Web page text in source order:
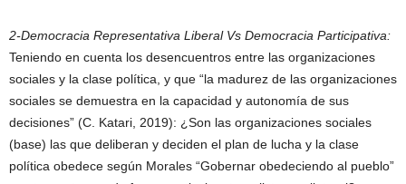
2-Democracia Representativa Liberal Vs Democracia Participativa:
Teniendo en cuenta los desencuentros entre las organizaciones
sociales y la clase política, y que “la madurez de las organizaciones
sociales se demuestra en la capacidad y autonomía de sus
decisiones” (C. Katari, 2019): ¿Son las organizaciones sociales
(base) las que deliberan y deciden el plan de lucha y la clase
política obedece según Morales “Gobernar obedeciendo al pueblo”